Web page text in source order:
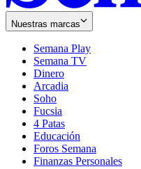
Nuestras marcas
Semana Play
Semana TV
Dinero
Arcadia
Soho
in
new
window
Fucsia
in
new
window
4 Patas
Educación
Foros Semana
Finanzas Personales